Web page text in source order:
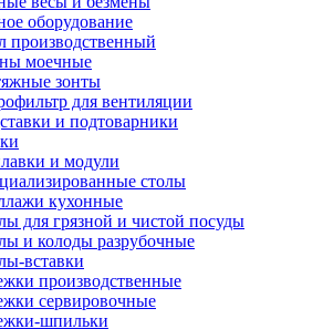
оборудование
производственный
моечные
зонты
для вентиляции
и подтоварники
и модули
столы
кухонные
для грязной и чистой посуды
и колоды разрубочные
вставки
производственные
сервировочные
шпильки